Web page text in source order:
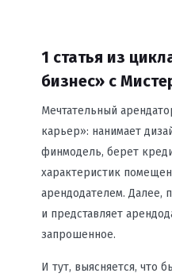
1 статья из
бизнес» с
Мечтательный
карьер»: нанимает
финмодель, берет
характеристик
арендодателем. Далее,
и представляет
запрошенное.
И тут, выясняется, что